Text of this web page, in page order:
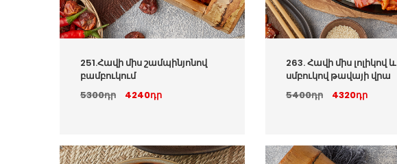
251.Հավի միս շամպինյոնով
բամբուկում
5300դր
4240դր
263. Հավի միս լոլիկով և
սմբուկով թավայի վրա
5400դր
4320դր